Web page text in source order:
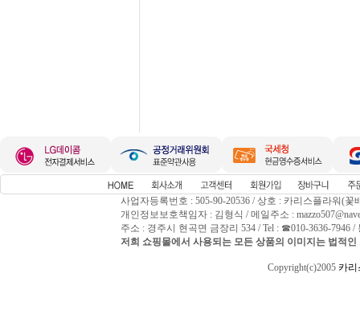
사업자등록번호 : 505-90-20536 / 상호 : 카리스플라워(꽃
개인정보보호책임자 : 김형식 / 메일주소 :
주소 : 경주시 현곡면 금장리 534 / Tel : ☎010-3636-7946
저희 쇼핑몰에서 사용되는 모든 상품의 이미지는 법적
Copyright(c)2005 카리